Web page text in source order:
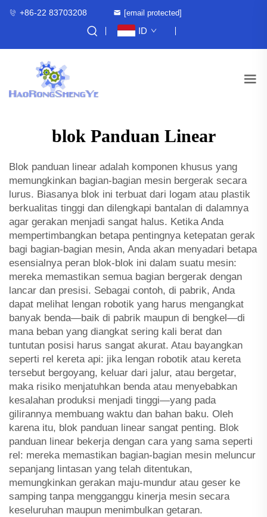
+86-22 83703208 [email protected]
ID
blok Panduan Linear
Blok panduan linear adalah komponen khusus yang
memungkinkan bagian-bagian mesin bergerak secara
lurus. Biasanya blok ini terbuat dari logam atau plastik
berkualitas tinggi dan dilengkapi bantalan di dalamnya
agar gerakan menjadi sangat halus. Ketika Anda
mempertimbangkan betapa pentingnya ketepatan gerak
bagi bagian-bagian mesin, Anda akan menyadari betapa
esensialnya peran blok-blok ini dalam suatu mesin:
mereka memastikan semua bagian bergerak dengan
lancar dan presisi. Sebagai contoh, di pabrik, Anda
dapat melihat lengan robotik yang harus mengangkat
banyak benda—baik di pabrik maupun di bengkel—di
mana beban yang diangkat sering kali berat dan
tuntutan posisi harus sangat akurat. Atau bayangkan
seperti rel kereta api: jika lengan robotik atau kereta
tersebut bergoyang, keluar dari jalur, atau bergetar,
maka risiko menjatuhkan benda atau menyebabkan
kesalahan produksi menjadi tinggi—yang pada
gilirannya membuang waktu dan bahan baku. Oleh
karena itu, blok panduan linear sangat penting. Blok
panduan linear bekerja dengan cara yang sama seperti
rel: mereka memastikan bagian-bagian mesin meluncur
sepanjang lintasan yang telah ditentukan,
memungkinkan gerakan maju-mundur atau geser ke
samping tanpa mengganggu kinerja mesin secara
keseluruhan maupun menimbulkan getaran.